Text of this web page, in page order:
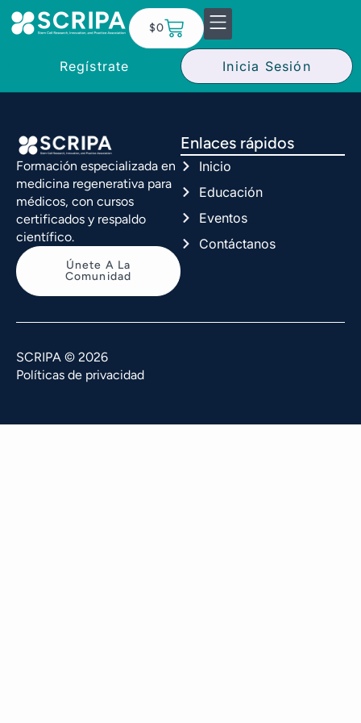
$0
Regístrate Inicia Sesión
Formación especializada en
medicina regenerativa para
médicos, con cursos
certificados y respaldo
científico.
Únete A La
Comunidad
Enlaces rápidos
Inicio
Educación
Eventos
Contáctanos
SCRIPA © 2026
Políticas de privacidad